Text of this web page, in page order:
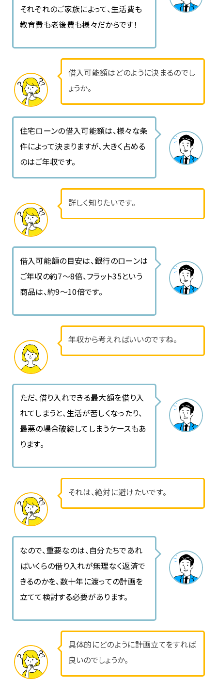
それぞれのご家族によって、生活費も
教育費も老後費も様々だからです！
借入可能額はどのように決まるのでし
ょうか。
住宅ローンの借入可能額は、様々な条
件によって決まりますが、大きく占める
のはご年収です。
詳しく知りたいです。
借入可能額の目安は、銀行のローンは
ご年収の約7〜8倍、フラット35という
商品は、約9〜10倍です。
年収から考えればいいのですね。
ただ、借り入れできる最大額を借り入
れてしまうと、生活が苦しくなったり、
最悪の場合破綻してしまうケースもあ
ります。
それは、絶対に避けたいです。
なので、重要なのは、自分たちであれ
ばいくらの借り入れが無理なく返済で
きるのかを、数十年に渡っての計画を
立てて検討する必要があります。
具体的にどのように計画立てをすれば
良いのでしょうか。